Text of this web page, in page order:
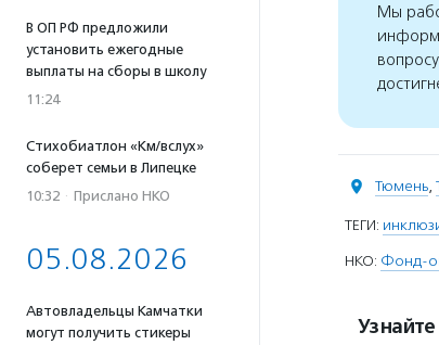
В ОП РФ предложили
установить ежегодные
выплаты на сборы в школу
11:24
Стихобиатлон «Км/вслух»
соберет семьи в Липецке
10:32 · Прислано НКО
05.08.2026
Автовладельцы Камчатки
могут получить стикеры
Мы
Тюмень,
ТЕГИ:
НКО: Фонд-